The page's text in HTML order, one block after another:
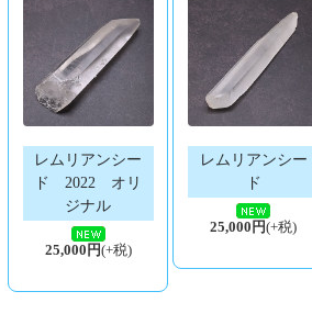
レムリアンシー
ド 2022 オリ
ジナル
25,000円(+税)
レムリアンシー
ド
25,000円(+税)